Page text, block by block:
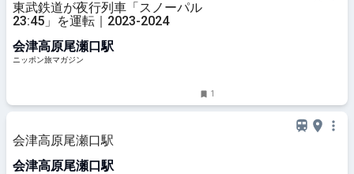
東武鉄道が夜行列車「スノーパル
23:45」を運転｜2023-2024
会津高原尾瀬口駅
ニッポン旅マガジン
1
会津高原尾瀬口駅
会津高原尾瀬口駅